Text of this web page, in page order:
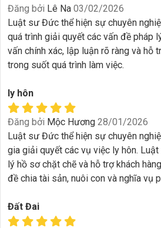
Đăng bởi Lê Na 03/02/2026
Luật sư Đức thể hiện sự chuyên
quá trình giải quyết các vấn đề pháp
vấn chính xác, lập luận rõ ràng và hỗ
trong suốt quá trình làm việc.
ly hôn
Đăng bởi Mộc Hương 28/01/2026
Luật sư Đức thể hiện sự chuyên
gia giải quyết các vụ việc ly hôn.
lý hồ sơ chặt chẽ và hỗ trợ khách
đề chia tài sản, nuôi con và nghĩa vụ
Đất Đai